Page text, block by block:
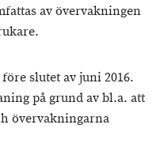
av övervakningen
slutet av juni 2016.
på grund av bl.a. att
övervakningarna